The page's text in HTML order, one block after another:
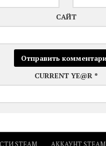
САЙТ
CURRENT YE@R *
STEAM АККАУНТ STEAM